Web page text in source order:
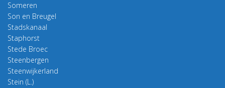
Someren
Son en Breugel
Stadskanaal
Staphorst
Stede Broec
Steenbergen
Steenwijkerland
Stein (L.)